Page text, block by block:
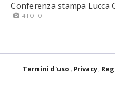
Conferenza stampa Lucca
4 FOTO
Termini d'uso Privacy